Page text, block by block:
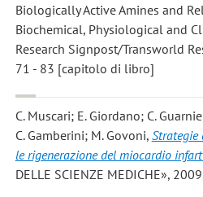
Biologically Active Amines and
Biochemical, Physiological and
Research Signpost/Transworld
71 - 83 [capitolo di libro]
C. Muscari; E. Giordano; C.
C. Gamberini; M. Govoni, Strategie
le rigenerazione del miocardio
DELLE SCIENZE MEDICHE»,